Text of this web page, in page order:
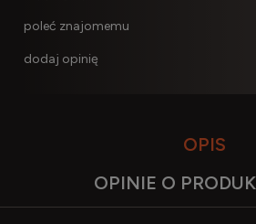
poleć znajomemu
dodaj opinię
OPIS
OPINIE O